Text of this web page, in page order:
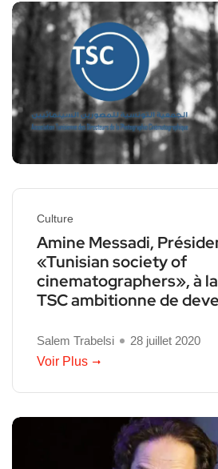
Culture
Amine Messadi,
«Tunisian society of
cinematographers», à
TSC ambitionne de
Salem Trabelsi
28 juillet 2020
Voir Plus